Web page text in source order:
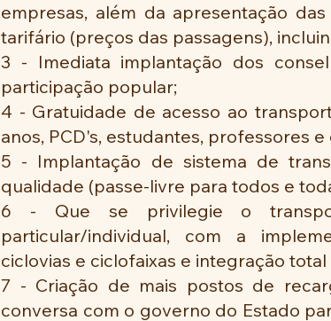
empresas, além da apresentação
tarifário (preços das passagens),
3 - Imediata implantação dos
participação popular;
4 - Gratuidade de acesso ao
anos, PCD's, estudantes, professores
5 - Implantação de sistema de
qualidade (passe-livre para todos e
6 - Que se privilegie o
particular/individual, com a
ciclovias e ciclofaixas e integração
7 - Criação de mais postos de
conversa com o governo do Estado